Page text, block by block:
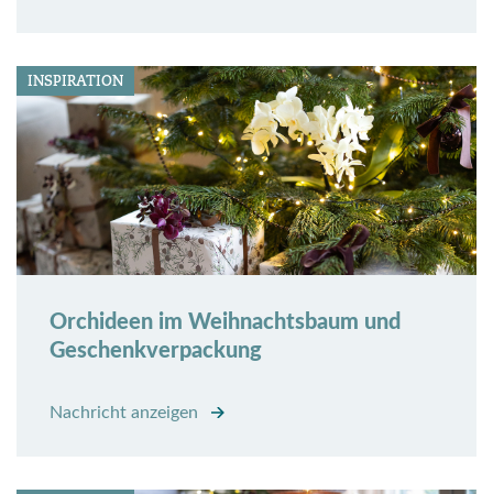
INSPIRATION
Orchideen im Weihnachtsbaum und
Geschenkverpackung
Nachricht anzeigen